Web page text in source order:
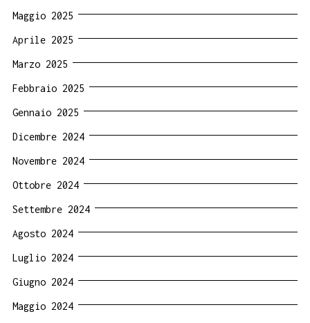
Maggio 2025
Aprile 2025
Marzo 2025
Febbraio 2025
Gennaio 2025
Dicembre 2024
Novembre 2024
Ottobre 2024
Settembre 2024
Agosto 2024
Luglio 2024
Giugno 2024
Maggio 2024